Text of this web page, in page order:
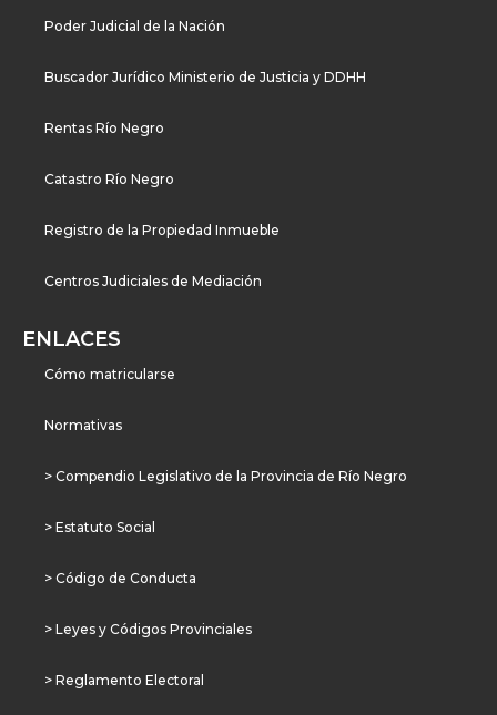
Poder Judicial de la Nación
Buscador Jurídico Ministerio de Justicia y DDHH
Rentas Río Negro
Catastro Río Negro
Registro de la Propiedad Inmueble
Centros Judiciales de Mediación
ENLACES
Cómo matricularse
Normativas
> Compendio Legislativo de la Provincia de Río Negro
> Estatuto Social
> Código de Conducta
> Leyes y Códigos Provinciales
> Reglamento Electoral